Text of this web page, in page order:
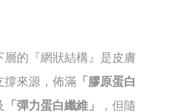
層的『網狀結構』是皮膚
撐來源，佈滿 「膠原蛋白
「彈力蛋白纖維」 ，但隨